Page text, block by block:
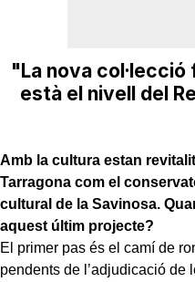
"La nova
està el nivell del
Amb la cultura estan
Tarragona com el
cultural de la Savinosa.
aquest últim projecte?
El primer pas és el camí de
pendents de l’adjudicació de